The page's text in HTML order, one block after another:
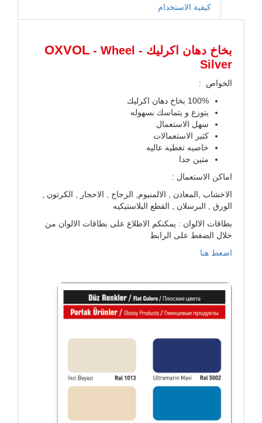
كيفية الاستخدام
بخاخ دهان اكرليك - OXVOL - Wheel
Silver
الخواص :
100% بخاخ دهان اكرليك
يتوزع و يتماسك بسهوله
سهل الاستعمال
كثير الاستعمالات
خاصيه تغطيه عاليه
متين جدا
اماكن الاستعمال :
الاخشاب ,المعادن , الالمنيوم, الزجاج , الاحجار , الكرتون ,
الورق , البرسلان , القطع البلاستيكيه
بطاقات الالوان : يمكنكم الاطلاع على بطاقات الالوان من
خلال الضغط على الرابط
اضعط هنا